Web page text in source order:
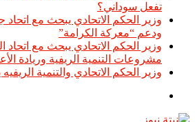
تفعل سوداني؟
​وزير الحكم الاتحادي يبحث مع اتحاد
ودعم “معركة الكرامة”
​وزير الحكم الاتحادي يبحث مع اتحاد
مشروعات التنمية الريفية وريادة
​وزير الحكم الاتحادي والتنمية